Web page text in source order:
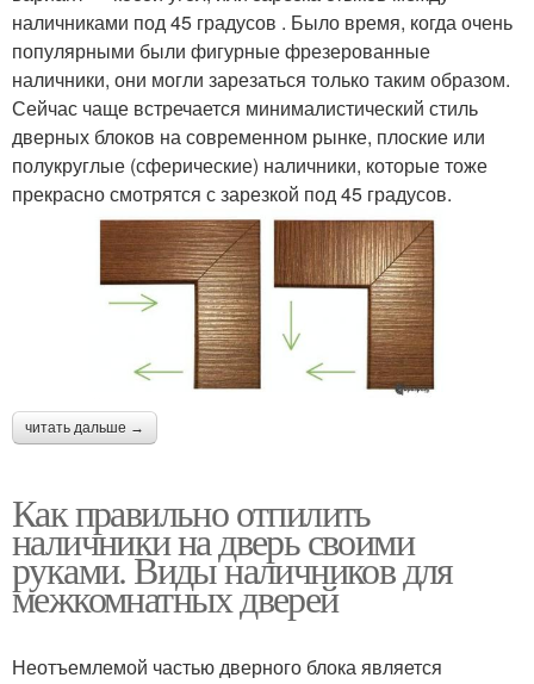
наличниками под 45 градусов . Было время, когда очень
популярными были фигурные фрезерованные
наличники, они могли зарезаться только таким образом.
Сейчас чаще встречается минималистический стиль
дверных блоков на современном рынке, плоские или
полукруглые (сферические) наличники, которые тоже
прекрасно смотрятся с зарезкой под 45 градусов.
читать дальше →
Как правильно отпилить
наличники на дверь своими
руками. Виды наличников для
межкомнатных дверей
Неотъемлемой частью дверного блока является